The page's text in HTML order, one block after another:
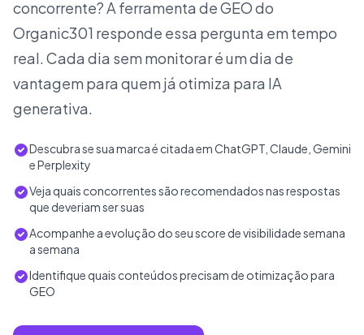
concorrente? A ferramenta de GEO do
Organic301 responde essa pergunta em tempo
real. Cada dia sem monitorar é um dia de
vantagem para quem já otimiza para IA
generativa.
Descubra se sua marca é citada em ChatGPT, Claude, Gemini
e Perplexity
Veja quais concorrentes são recomendados nas respostas
que deveriam ser suas
Acompanhe a evolução do seu score de visibilidade semana
a semana
Identifique quais conteúdos precisam de otimização para
GEO